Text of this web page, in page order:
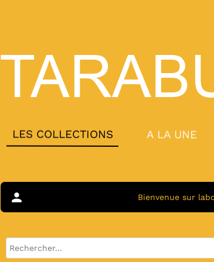
LES COLLECTIONS A LA UNE
person Bienvenue sur